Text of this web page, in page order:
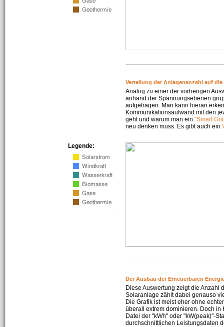
Verteilung der Anlagenanzahl auf die
Analog zu einer der vorherigen
anhand der Spannungsebenen
aufgetragen. Man kann hieran
Kommunikationsaufwand mit den
geht und warum man ein "Smart
neu denken muss. Es gibt auch ein
Legende:
Der Ausbau der Erneuerbaren
Diese Auswertung zeigt die Anzahl
Solaranlage zählt dabei genauso
Die Grafik ist meist eher ohne
überall extrem dominieren. Doch in
Datei der "kWh" oder "kW(peak)"-
durchschnittlichen Leistungsdaten